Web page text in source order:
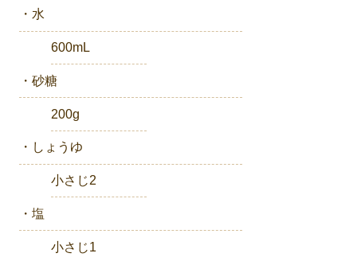
・水
600mL
・砂糖
200g
・しょうゆ
小さじ2
・塩
小さじ1